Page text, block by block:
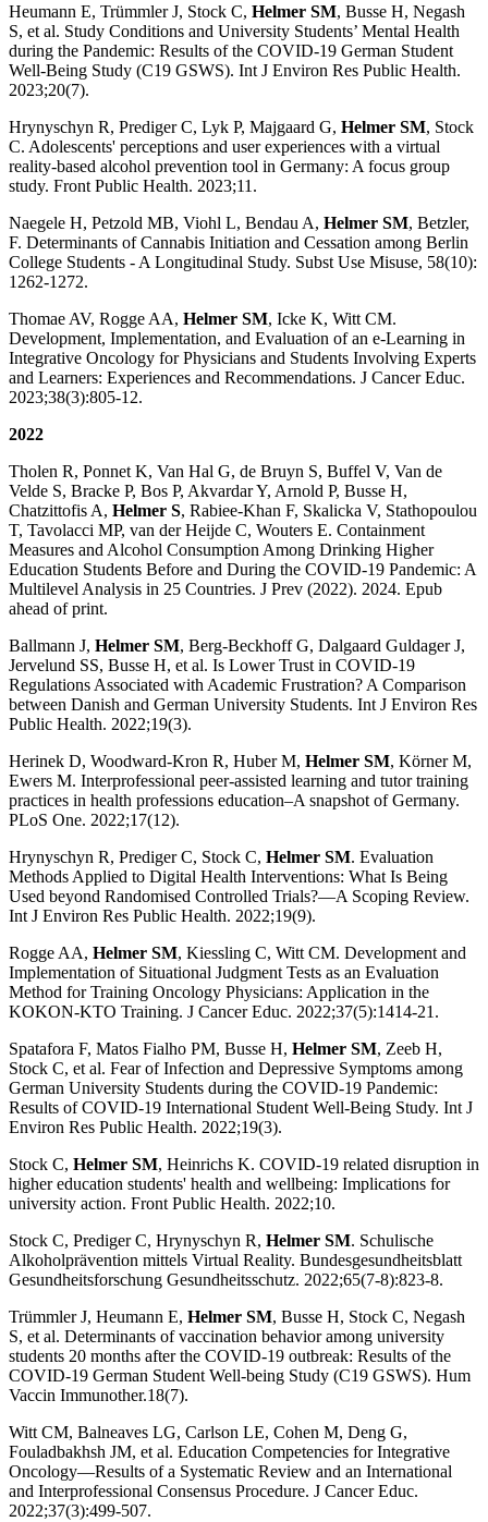
Heumann E, Trümmler J, Stock C, Helmer SM, Busse H, Negash
S, et al. Study Conditions and University Students’ Mental Health
during the Pandemic: Results of the COVID-19 German Student
Well-Being Study (C19 GSWS). Int J Environ Res Public Health.
2023;20(7).
Hrynyschyn R, Prediger C, Lyk P, Majgaard G, Helmer SM, Stock
C. Adolescents' perceptions and user experiences with a virtual
reality-based alcohol prevention tool in Germany: A focus group
study. Front Public Health. 2023;11.
Naegele H, Petzold MB, Viohl L, Bendau A, Helmer SM, Betzler,
F. Determinants of Cannabis Initiation and Cessation among Berlin
College Students - A Longitudinal Study. Subst Use Misuse, 58(10):
1262-1272.
Thomae AV, Rogge AA, Helmer SM, Icke K, Witt CM.
Development, Implementation, and Evaluation of an e-Learning in
Integrative Oncology for Physicians and Students Involving Experts
and Learners: Experiences and Recommendations. J Cancer Educ.
2023;38(3):805-12.
2022
Tholen R, Ponnet K, Van Hal G, de Bruyn S, Buffel V, Van de
Velde S, Bracke P, Bos P, Akvardar Y, Arnold P, Busse H,
Chatzittofis A, Helmer S, Rabiee-Khan F, Skalicka V, Stathopoulou
T, Tavolacci MP, van der Heijde C, Wouters E. Containment
Measures and Alcohol Consumption Among Drinking Higher
Education Students Before and During the COVID-19 Pandemic: A
Multilevel Analysis in 25 Countries. J Prev (2022). 2024. Epub
ahead of print.
Ballmann J, Helmer SM, Berg-Beckhoff G, Dalgaard Guldager J,
Jervelund SS, Busse H, et al. Is Lower Trust in COVID-19
Regulations Associated with Academic Frustration? A Comparison
between Danish and German University Students. Int J Environ Res
Public Health. 2022;19(3).
Herinek D, Woodward-Kron R, Huber M, Helmer SM, Körner M,
Ewers M. Interprofessional peer-assisted learning and tutor training
practices in health professions education–A snapshot of Germany.
PLoS One. 2022;17(12).
Hrynyschyn R, Prediger C, Stock C, Helmer SM. Evaluation
Methods Applied to Digital Health Interventions: What Is Being
Used beyond Randomised Controlled Trials?—A Scoping Review.
Int J Environ Res Public Health. 2022;19(9).
Rogge AA, Helmer SM, Kiessling C, Witt CM. Development and
Implementation of Situational Judgment Tests as an Evaluation
Method for Training Oncology Physicians: Application in the
KOKON-KTO Training. J Cancer Educ. 2022;37(5):1414-21.
Spatafora F, Matos Fialho PM, Busse H, Helmer SM, Zeeb H,
Stock C, et al. Fear of Infection and Depressive Symptoms among
German University Students during the COVID-19 Pandemic:
Results of COVID-19 International Student Well-Being Study. Int J
Environ Res Public Health. 2022;19(3).
Stock C, Helmer SM, Heinrichs K. COVID-19 related disruption in
higher education students' health and wellbeing: Implications for
university action. Front Public Health. 2022;10.
Stock C, Prediger C, Hrynyschyn R, Helmer SM. Schulische
Alkoholprävention mittels Virtual Reality. Bundesgesundheitsblatt
Gesundheitsforschung Gesundheitsschutz. 2022;65(7-8):823-8.
Trümmler J, Heumann E, Helmer SM, Busse H, Stock C, Negash
S, et al. Determinants of vaccination behavior among university
students 20 months after the COVID-19 outbreak: Results of the
COVID-19 German Student Well-being Study (C19 GSWS). Hum
Vaccin Immunother.18(7).
Witt CM, Balneaves LG, Carlson LE, Cohen M, Deng G,
Fouladbakhsh JM, et al. Education Competencies for Integrative
Oncology—Results of a Systematic Review and an International
and Interprofessional Consensus Procedure. J Cancer Educ.
2022;37(3):499-507.